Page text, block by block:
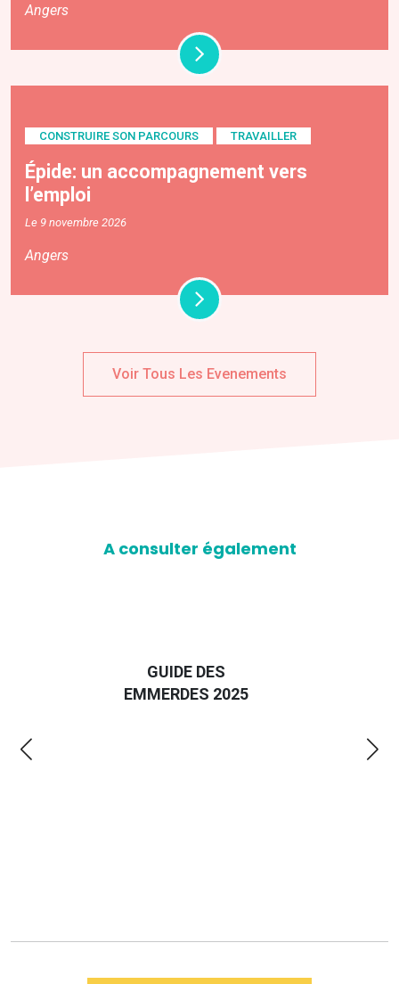
Angers
CONSTRUIRE SON PARCOURS TRAVAILLER
Épide: un accompagnement vers
l’emploi
Le 9 novembre 2026
Angers
Voir Tous Les Evenements
A consulter également
GUIDE DES
EMMERDES 2025